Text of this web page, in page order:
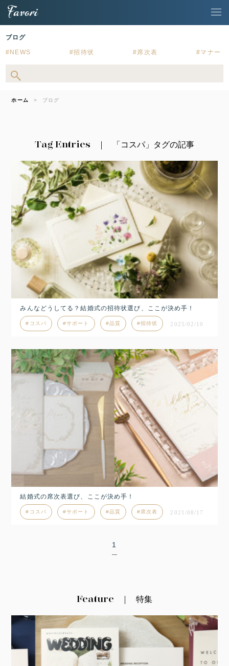
ブログ
NEWS 招待状 席次表 マナー
ホーム ブログ
Tag Entries 「コスパ」タグの記事
みんなどうしてる？結婚式の招待状選び、ここが決め手！
コスパ サポート 品質 招待状 2025/02/10
結婚式の席次表選び、ここが決め手！
コスパ サポート 品質 席次表 2021/08/17
1
Feature 特集